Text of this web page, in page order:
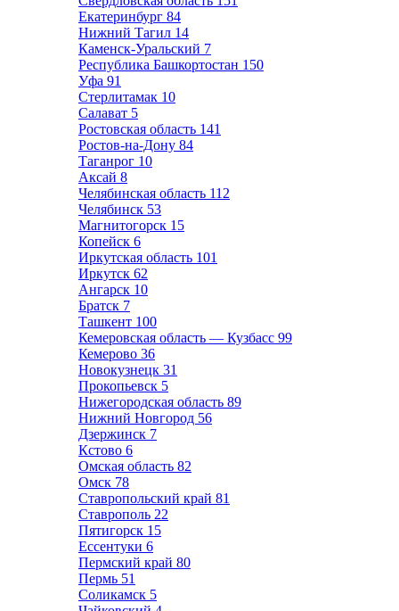
Екатеринбург 84
Нижний Тагил 14
Каменск-Уральский 7
Республика Башкортостан 150
Уфа 91
Стерлитамак 10
Салават 5
Ростовская область 141
Ростов-на-Дону 84
Таганрог 10
Аксай 8
Челябинская область 112
Челябинск 53
Магнитогорск 15
Копейск 6
Иркутская область 101
Иркутск 62
Ангарск 10
Братск 7
Ташкент 100
Кемеровская область — Кузбасс 99
Кемерово 36
Новокузнецк 31
Прокопьевск 5
Нижегородская область 89
Нижний Новгород 56
Дзержинск 7
Кстово 6
Омская область 82
Омск 78
Ставропольский край 81
Ставрополь 22
Пятигорск 15
Ессентуки 6
Пермский край 80
Пермь 51
Соликамск 5